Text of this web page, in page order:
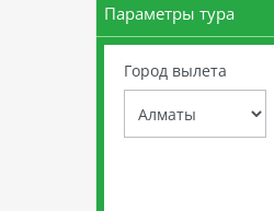
Параметры тура
Город вылета